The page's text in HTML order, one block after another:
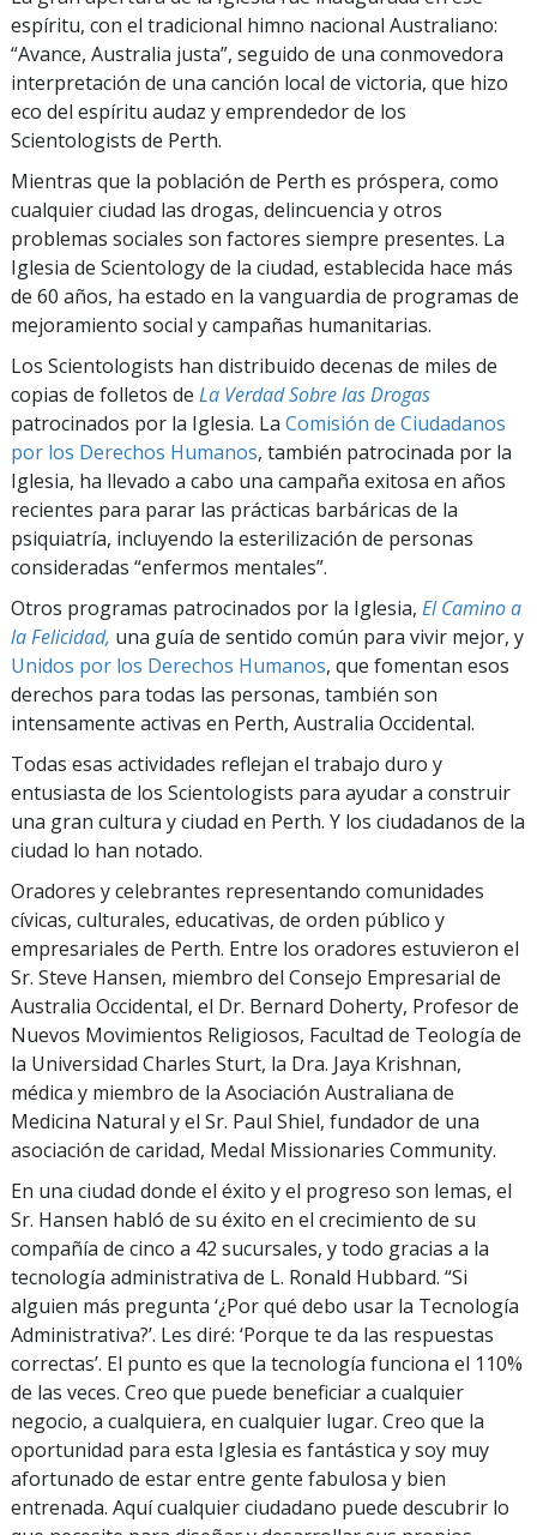
espíritu, con el tradicional himno nacional Australiano:
“Avance, Australia justa”, seguido de una conmovedora
interpretación de una canción local de victoria, que hizo
eco del espíritu audaz y emprendedor de los
Scientologists de Perth.
Mientras que la población de Perth es próspera, como
cualquier ciudad las drogas, delincuencia y otros
problemas sociales son factores siempre presentes. La
Iglesia de Scientology de la ciudad, establecida hace más
de 60 años, ha estado en la vanguardia de programas de
mejoramiento social y campañas humanitarias.
Los Scientologists han distribuido decenas de miles de
copias de folletos de La Verdad Sobre las Drogas
patrocinados por la Iglesia. La Comisión de Ciudadanos
por los Derechos Humanos, también patrocinada por la
Iglesia, ha llevado a cabo una campaña exitosa en años
recientes para parar las prácticas barbáricas de la
psiquiatría, incluyendo la esterilización de personas
consideradas “enfermos mentales”.
Otros programas patrocinados por la Iglesia, El Camino a
la Felicidad, una guía de sentido común para vivir mejor, y
Unidos por los Derechos Humanos, que fomentan esos
derechos para todas las personas, también son
intensamente activas en Perth, Australia Occidental.
Todas esas actividades reflejan el trabajo duro y
entusiasta de los Scientologists para ayudar a construir
una gran cultura y ciudad en Perth. Y los ciudadanos de la
ciudad lo han notado.
Oradores y celebrantes representando comunidades
cívicas, culturales, educativas, de orden público y
empresariales de Perth. Entre los oradores estuvieron el
Sr. Steve Hansen, miembro del Consejo Empresarial de
Australia Occidental, el Dr. Bernard Doherty, Profesor de
Nuevos Movimientos Religiosos, Facultad de Teología de
la Universidad Charles Sturt, la Dra. Jaya Krishnan,
médica y miembro de la Asociación Australiana de
Medicina Natural y el Sr. Paul Shiel, fundador de una
asociación de caridad, Medal Missionaries Community.
En una ciudad donde el éxito y el progreso son lemas, el
Sr. Hansen habló de su éxito en el crecimiento de su
compañía de cinco a 42 sucursales, y todo gracias a la
tecnología administrativa de L. Ronald Hubbard. “Si
alguien más pregunta ‘¿Por qué debo usar la Tecnología
Administrativa?’. Les diré: ‘Porque te da las respuestas
correctas’. El punto es que la tecnología funciona el 110%
de las veces. Creo que puede beneficiar a cualquier
negocio, a cualquiera, en cualquier lugar. Creo que la
oportunidad para esta Iglesia es fantástica y soy muy
afortunado de estar entre gente fabulosa y bien
entrenada. Aquí cualquier ciudadano puede descubrir lo